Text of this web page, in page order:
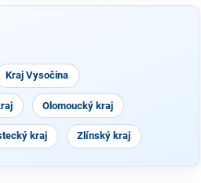
Kraj Vysočina
Olomoucký kraj
kraj Zlínský kraj